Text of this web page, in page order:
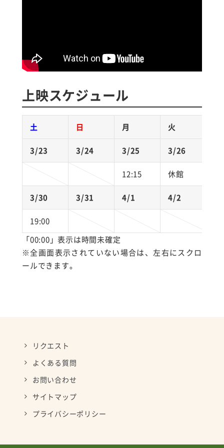
上映スケジュール
土 日 月 火
3/23 3/24 3/25 3/26
12:15 休館
3/30 3/31 4/1 4/2
19:00
「00:00」表示は時間未確定
※全画面表示されていない場合は、左右にスクロ
ールできます。
リクエスト
よくある質問
お問い合わせ
サイトマップ
プライバシーポリシー